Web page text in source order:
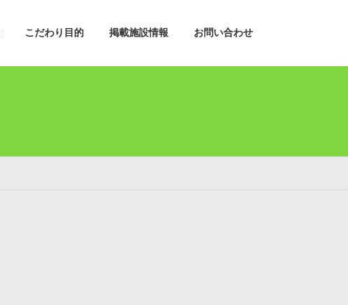
こだわり目的 掲載施設情報 お問い合わせ